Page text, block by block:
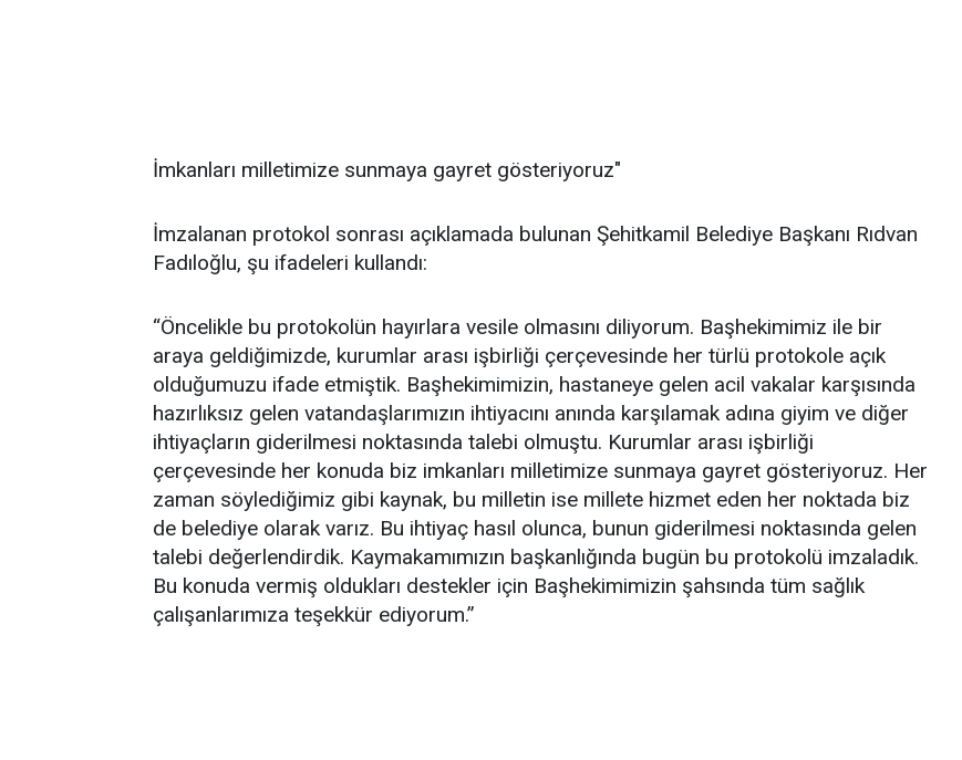
İmkanları milletimize sunmaya gayret gösteriyoruz"
İmzalanan protokol sonrası açıklamada bulunan Şehitkamil Belediye Başkanı Rıdvan
Fadıloğlu, şu ifadeleri kullandı:
“Öncelikle bu protokolün hayırlara vesile olmasını diliyorum. Başhekimimiz ile bir
araya geldiğimizde, kurumlar arası işbirliği çerçevesinde her türlü protokole açık
olduğumuzu ifade etmiştik. Başhekimimizin, hastaneye gelen acil vakalar karşısında
hazırlıksız gelen vatandaşlarımızın ihtiyacını anında karşılamak adına giyim ve diğer
ihtiyaçların giderilmesi noktasında talebi olmuştu. Kurumlar arası işbirliği
çerçevesinde her konuda biz imkanları milletimize sunmaya gayret gösteriyoruz. Her
zaman söylediğimiz gibi kaynak, bu milletin ise millete hizmet eden her noktada biz
de belediye olarak varız. Bu ihtiyaç hasıl olunca, bunun giderilmesi noktasında gelen
talebi değerlendirdik. Kaymakamımızın başkanlığında bugün bu protokolü imzaladık.
Bu konuda vermiş oldukları destekler için Başhekimimizin şahsında tüm sağlık
çalışanlarımıza teşekkür ediyorum.”